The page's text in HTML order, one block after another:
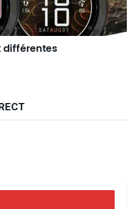
différentes